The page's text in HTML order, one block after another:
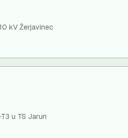
kV Žerjavinec
u TS Jarun